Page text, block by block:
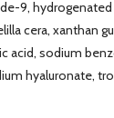
9,
cera, xanthan
acid, sodium
hyaluronate,